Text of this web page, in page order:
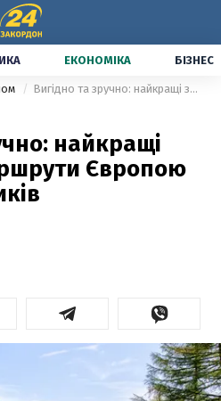
ЕКОНОМІКА БІЗНЕС
Вигідно та зручно: найкращі залізничні маршрути Європою для мандрівників
найкращі
Європою